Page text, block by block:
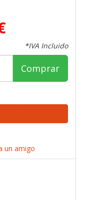
*IVA Incluido
Comprar
un amigo